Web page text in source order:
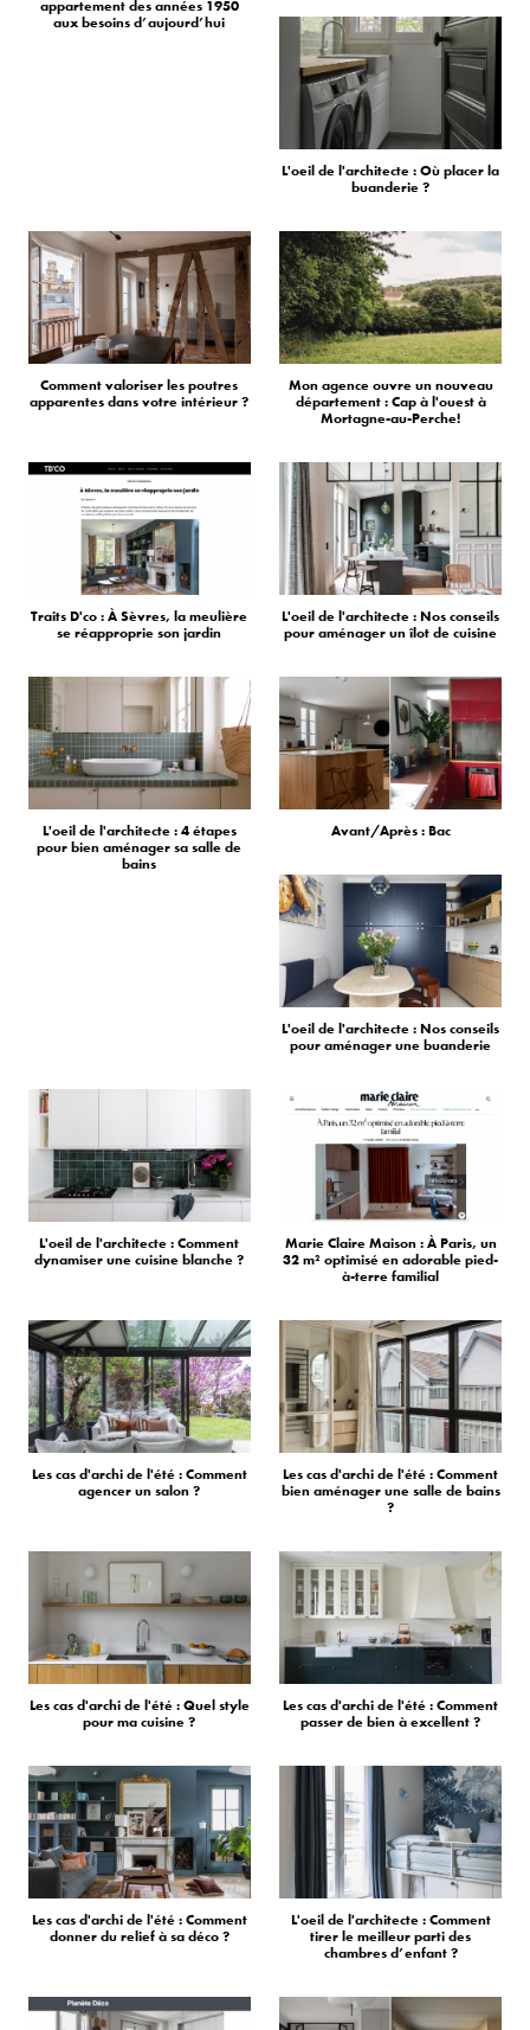
appartement des années 1950
aux besoins d’aujourd’hui
L'oeil de l'architecte : Où placer la
buanderie ?
Comment valoriser les poutres
apparentes dans votre intérieur ?
Mon agence ouvre un nouveau
département : Cap à l'ouest à
Mortagne-au-Perche!
Traits D'co : À Sèvres, la meulière
se réapproprie son jardin
L'oeil de l'architecte : Nos conseils
pour aménager un îlot de cuisine
L'oeil de l'architecte : 4 étapes
pour bien aménager sa salle de
bains
Avant/Après : Bac
L'oeil de l'architecte : Nos conseils
pour aménager une buanderie
L'oeil de l'architecte : Comment
dynamiser une cuisine blanche ?
Marie Claire Maison : À Paris, un
32 m² optimisé en adorable pied-
à-terre familial
Les cas d'archi de l'été : Comment
agencer un salon ?
Les cas d'archi de l'été : Comment
bien aménager une salle de bains
?
Les cas d'archi de l'été : Quel style
pour ma cuisine ?
Les cas d'archi de l'été : Comment
passer de bien à excellent ?
Les cas d'archi de l'été : Comment
donner du relief à sa déco ?
L'oeil de l'architecte : Comment
tirer le meilleur parti des
chambres d’enfant ?